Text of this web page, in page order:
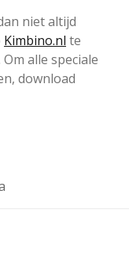
niet altijd
Kimbino.nl te
alle speciale
download